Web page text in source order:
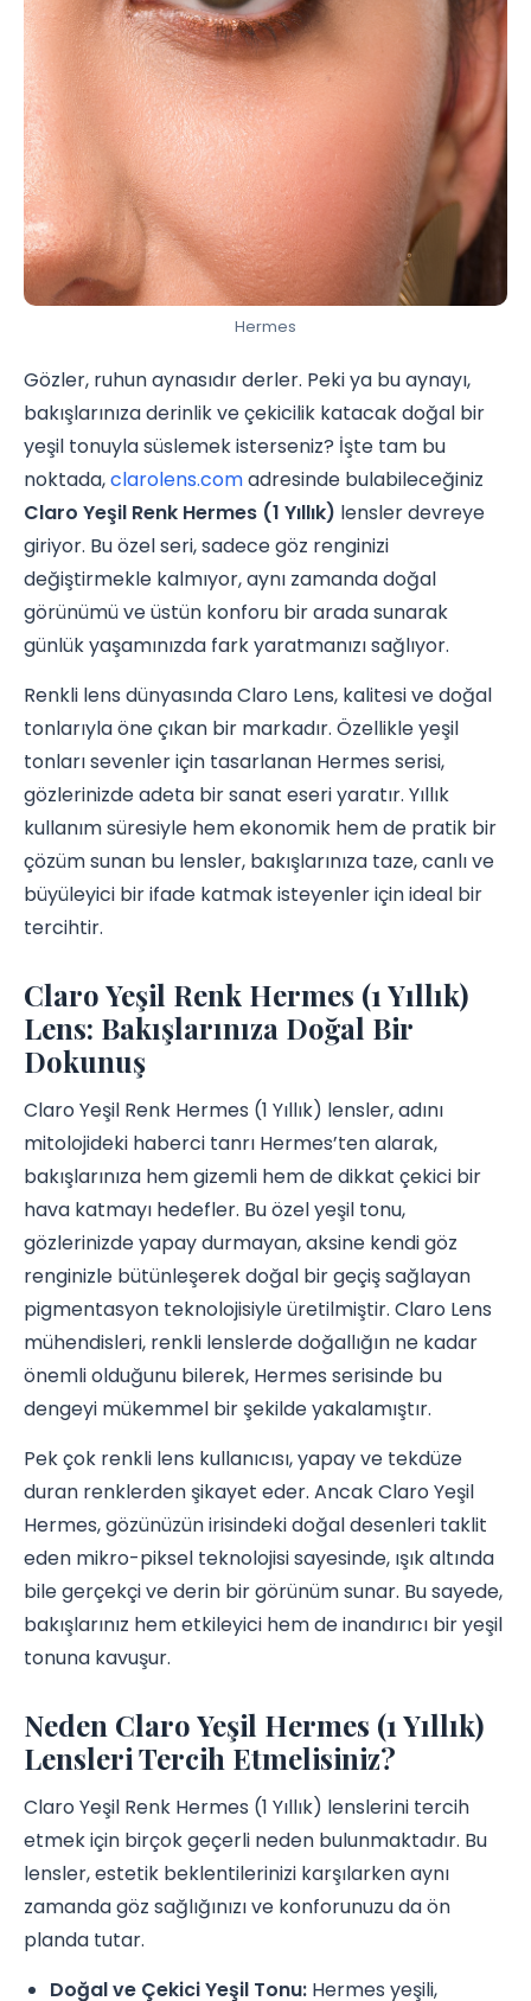
Hermes
Gözler, ruhun aynasıdır derler. Peki ya bu aynayı,
bakışlarınıza derinlik ve çekicilik katacak doğal bir
yeşil tonuyla süslemek isterseniz? İşte tam bu
noktada,clarolens.comadresinde bulabileceğiniz
Claro Yeşil Renk Hermes (1 Yıllık) lensler devreye
giriyor. Bu özel seri, sadece göz renginizi
değiştirmekle kalmıyor, aynı zamanda doğal
görünümü ve üstün konforu bir arada sunarak
günlük yaşamınızda fark yaratmanızı sağlıyor.
Renkli lens dünyasında Claro Lens, kalitesi ve doğal
tonlarıyla öne çıkan bir markadır. Özellikle yeşil
tonları sevenler için tasarlanan Hermes serisi,
gözlerinizde adeta bir sanat eseri yaratır. Yıllık
kullanım süresiyle hem ekonomik hem de pratik bir
çözüm sunan bu lensler, bakışlarınıza taze, canlı ve
büyüleyici bir ifade katmak isteyenler için ideal bir
tercihtir.
Claro Yeşil Renk Hermes (1 Yıllık)
Lens: Bakışlarınıza Doğal Bir
Dokunuş
Claro Yeşil Renk Hermes (1 Yıllık) lensler, adını
mitolojideki haberci tanrı Hermes’ten alarak,
bakışlarınıza hem gizemli hem de dikkat çekici bir
hava katmayı hedefler. Bu özel yeşil tonu,
gözlerinizde yapay durmayan, aksine kendi göz
renginizle bütünleşerek doğal bir geçiş sağlayan
pigmentasyon teknolojisiyle üretilmiştir. Claro Lens
mühendisleri, renkli lenslerde doğallığın ne kadar
önemli olduğunu bilerek, Hermes serisinde bu
dengeyi mükemmel bir şekilde yakalamıştır.
Pek çok renkli lens kullanıcısı, yapay ve tekdüze
duran renklerden şikayet eder. Ancak Claro Yeşil
Hermes, gözünüzün irisindeki doğal desenleri taklit
eden mikro-piksel teknolojisi sayesinde, ışık altında
bile gerçekçi ve derin bir görünüm sunar. Bu sayede,
bakışlarınız hem etkileyici hem de inandırıcı bir yeşil
tonuna kavuşur.
Neden Claro Yeşil Hermes (1 Yıllık)
Lensleri Tercih Etmelisiniz?
Claro Yeşil Renk Hermes (1 Yıllık) lenslerini tercih
etmek için birçok geçerli neden bulunmaktadır. Bu
lensler, estetik beklentilerinizi karşılarken aynı
zamanda göz sağlığınızı ve konforunuzu da ön
planda tutar.
Doğal ve Çekici Yeşil Tonu: Hermes yeşili,